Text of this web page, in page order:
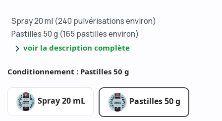
Spray 20 ml (240 pulvérisations environ)
Pastilles 50 g (165 pastilles environ)
chevron_right voir la description complète
Conditionnement : Pastilles 50 g
Spray 20 mL Pastilles 50 g